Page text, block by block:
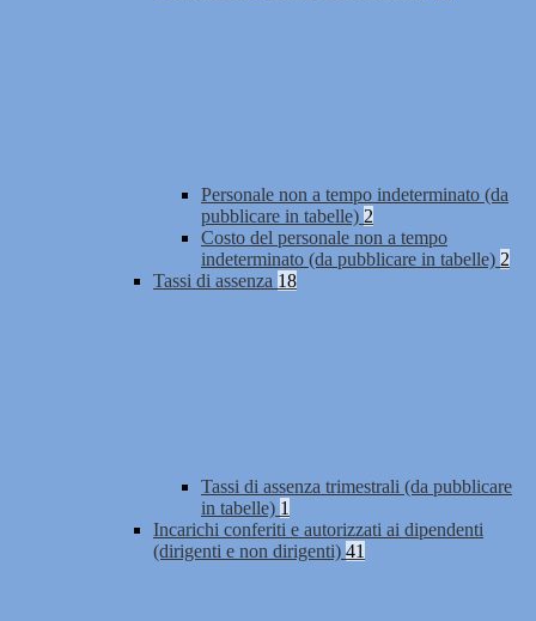
Personale non a tempo indeterminato (da
pubblicare in tabelle) 2
Costo del personale non a tempo
indeterminato (da pubblicare in tabelle) 2
Tassi di assenza 18
Tassi di assenza trimestrali (da pubblicare
in tabelle) 1
Incarichi conferiti e autorizzati ai dipendenti
(dirigenti e non dirigenti) 41